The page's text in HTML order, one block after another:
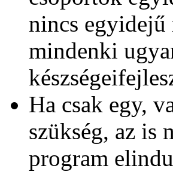
nincs egyidejű
mindenki
Ha csak egy,
szükség, az is
program